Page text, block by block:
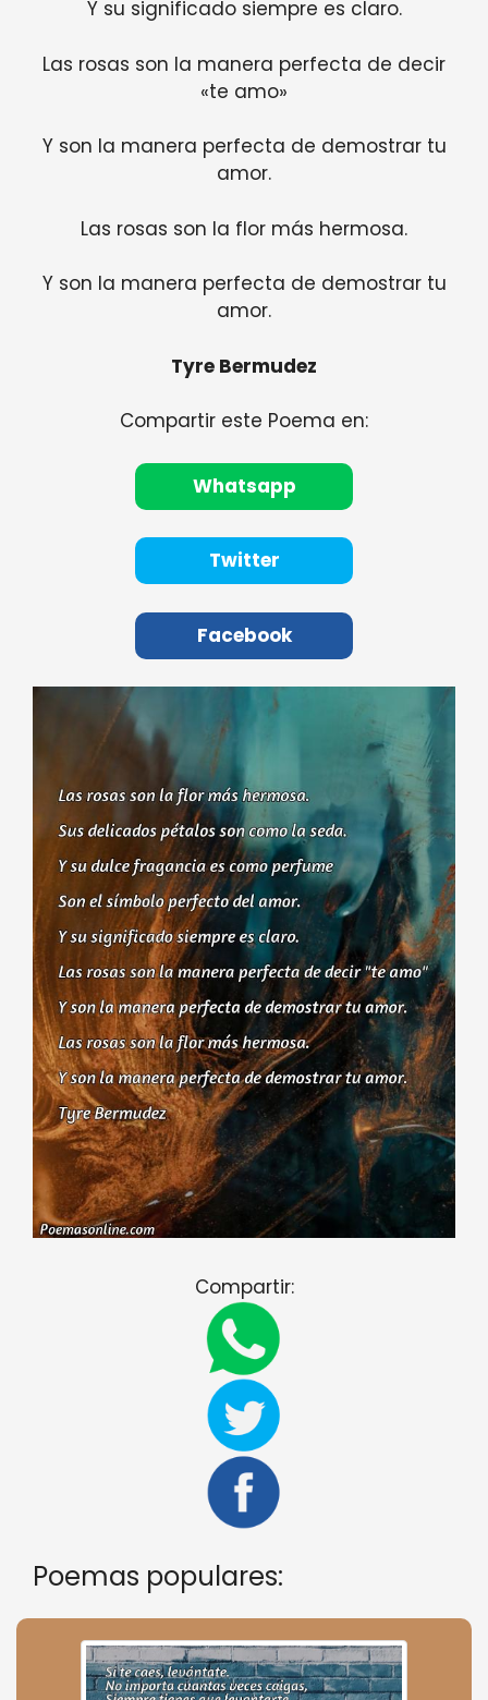
Y su significado siempre es claro.
Las rosas son la manera perfecta de decir
«te amo»
Y son la manera perfecta de demostrar tu
amor.
Las rosas son la flor más hermosa.
Y son la manera perfecta de demostrar tu
amor.
Tyre Bermudez
Compartir este Poema en:
Whatsapp
Twitter
Facebook
Compartir:
Poemas populares: